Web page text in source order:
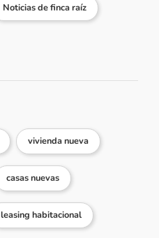
Noticias de finca raíz
vivienda nueva
casas nuevas
leasing habitacional